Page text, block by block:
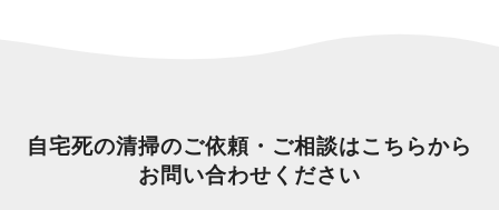
自宅死の清掃のご依頼・ご相談はこちらから
お問い合わせください